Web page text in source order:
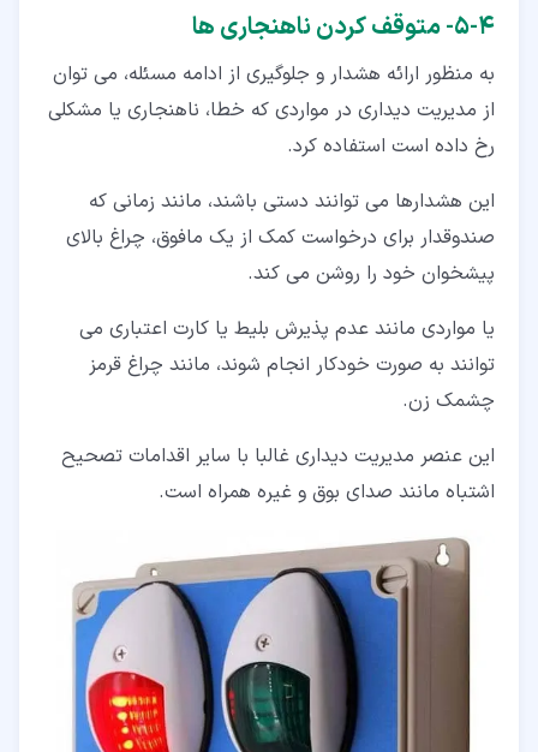
۴‏-‏۵‏- متوقف کردن ناهنجاری ها
به منظور ارائه هشدار و جلوگیری از ادامه مسئله، می توان
از مدیریت دیداری در مواردی که خطا، ناهنجاری یا مشکلی
رخ داده است استفاده کرد.
این هشدارها می توانند دستی باشند، مانند زمانی که
صندوقدار برای درخواست کمک از یک مافوق، چراغ بالای
پیشخوان خود را روشن می کند.
یا مواردی مانند عدم پذیرش بلیط یا کارت اعتباری می
توانند به صورت خودکار انجام شوند، مانند چراغ قرمز
چشمک زن.
این عنصر مدیریت دیداری غالبا با سایر اقدامات تصحیح
اشتباه مانند صدای بوق و غیره همراه است.